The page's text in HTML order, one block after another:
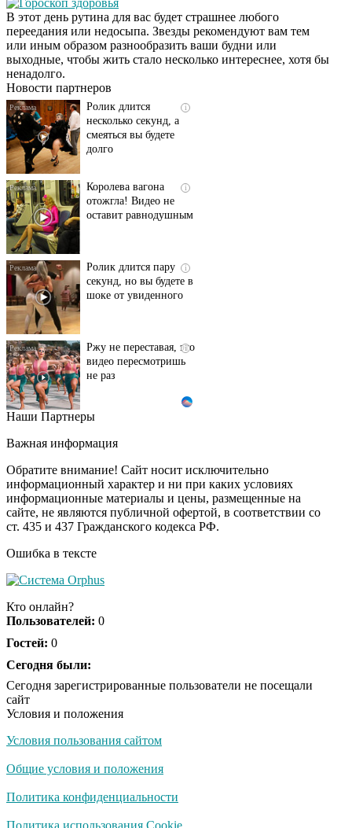
В этот день рутина для вас будет страшнее любого
переедания или недосыпа. Звезды рекомендуют вам тем
или иным образом разнообразить ваши будни или
выходные, чтобы жить стало несколько интереснее, хотя бы
ненадолго.
Новости партнеров
i
Скрытая камера на
пляже Крыма: Что
люди вытворяют, когда
их не видят...
i
Ролик длится
несколько секунд, а
смеяться вы будете
i
Королева вагона
отожгла! Видео не
оставит равнодушным
i
Ролик длится пару
секунд, но вы будете в
шоке от увиденного
i
Ржу не переставая, это
видео пересмотришь
не раз
Этот танец невесты
Пересмотрела 10 раз
i
Ролик из Омска: вы
будете смеяться долго
Публичный удар
Наши Партнеры
Важная информация
Обратите внимание! Сайт носит исключительно
информационный характер и ни при каких условиях
информационные материалы и цены, размещенные на
сайте, не являются публичной офертой, в соответствии со
ст. 435 и 437 Гражданского кодекса РФ.
Ошибка в тексте
Кто онлайн?
Пользователей: 0
Гостей: 0
Сегодня были:
Сегодня зарегистрированные пользователи не посещали
сайт
Условия и положения
Условия пользования сайтом
Общие условия и положения
Политика конфиденциальности
Политика использования Cookie